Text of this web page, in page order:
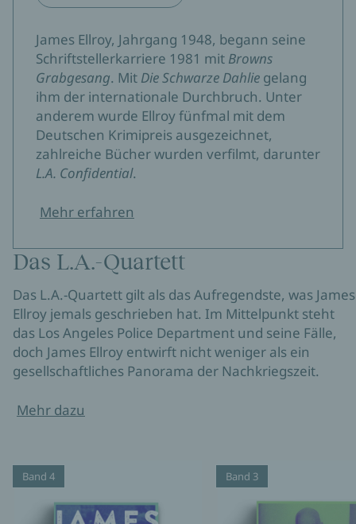
James Ellroy, Jahrgang 1948, begann seine
Schriftstellerkarriere 1981 mit Browns
Grabgesang. Mit Die Schwarze Dahlie gelang
ihm der internationale Durchbruch. Unter
anderem wurde Ellroy fünfmal mit dem
Deutschen Krimipreis ausgezeichnet,
zahlreiche Bücher wurden verfilmt, darunter
L.A. Confidential.
Mehr erfahren
Das L.A.-Quartett
Das L.A.-Quartett gilt als das Aufregendste, was James
Ellroy jemals geschrieben hat. Im Mittelpunkt steht
das Los Angeles Police Department und seine Fälle,
doch James Ellroy entwirft nicht weniger als ein
gesellschaftliches Panorama der Nachkriegszeit.
Mehr dazu
Band 4 Band 3